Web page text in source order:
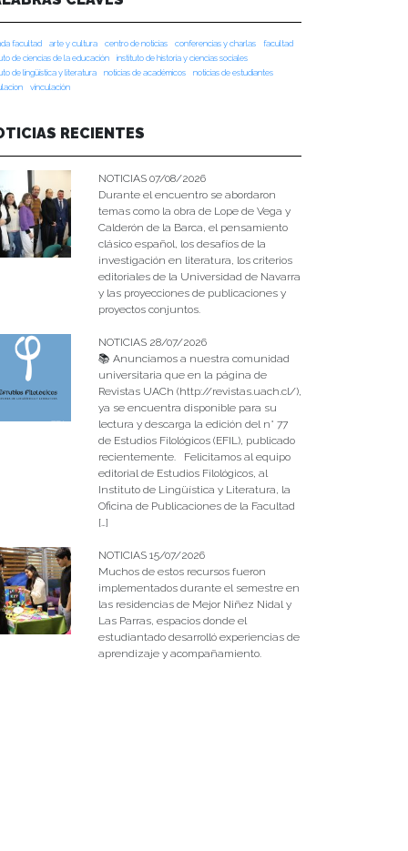
facultad arte y cultura centro de noticias conferencias y charlas
facultad
de ciencias de la educación
instituto de historia y ciencias sociales
de lingüística y literatura
noticias de académicos
noticias de estudiantes
vinculación
RECIENTES
NOTICIAS 07/08/2026
Durante el encuentro se abordaron
temas como la obra de Lope de Vega y
Calderón de la Barca, el pensamiento
clásico español, los desafíos de la
investigación en literatura, los criterios
editoriales de la Universidad de Navarra
y las proyecciones de publicaciones y
proyectos conjuntos.
NOTICIAS 28/07/2026
📚 Anunciamos a nuestra comunidad
universitaria que en la página de
Revistas UACh (http://revistas.uach.cl/),
ya se encuentra disponible para su
lectura y descarga la edición del n° 77
de Estudios Filológicos (EFIL), publicado
recientemente. Felicitamos al equipo
editorial de Estudios Filológicos, al
Instituto de Lingüística y Literatura, la
Oficina de Publicaciones de la Facultad
[…]
NOTICIAS 15/07/2026
Muchos de estos recursos fueron
implementados durante el semestre en
las residencias de Mejor Niñez Nidal y
Las Parras, espacios donde el
estudiantado desarrolló experiencias de
aprendizaje y acompañamiento.